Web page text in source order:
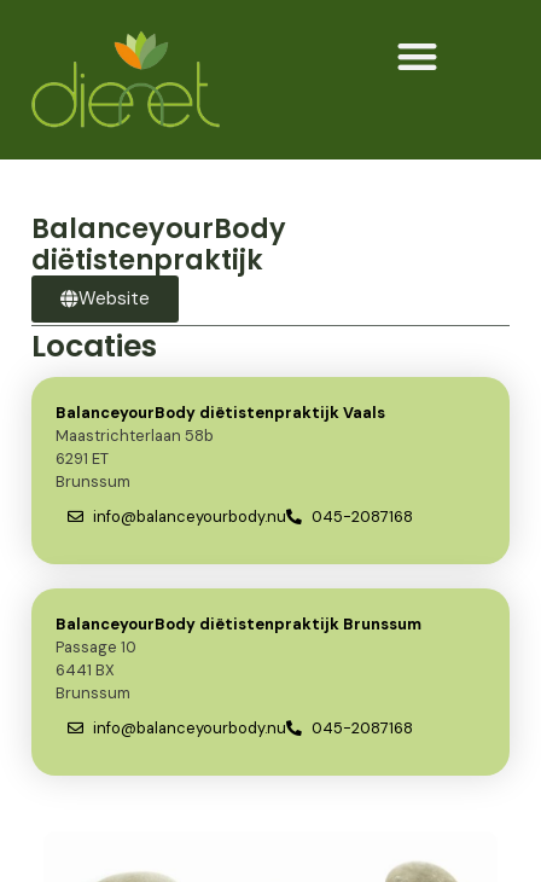
BalanceyourBody
diëtistenpraktijk
Website
Locaties
BalanceyourBody diëtistenpraktijk Vaals
Maastrichterlaan 58b
6291 ET
Brunssum
info@balanceyourbody.nu
045-2087168
BalanceyourBody diëtistenpraktijk Brunssum
Passage 10
6441 BX
Brunssum
info@balanceyourbody.nu
045-2087168